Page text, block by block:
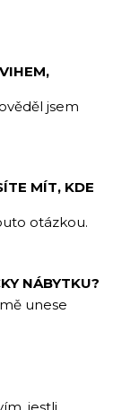
jsem
MÍT, KDE
otázkou.
NÁBYTKU?
unese